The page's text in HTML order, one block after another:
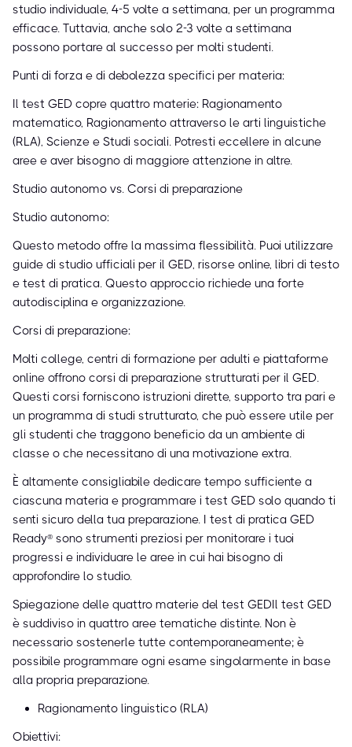
studio individuale, 4-5 volte a settimana, per un programma
efficace. Tuttavia, anche solo 2-3 volte a settimana
possono portare al successo per molti studenti.
Punti di forza e di debolezza specifici per materia:
Il test GED copre quattro materie: Ragionamento
matematico, Ragionamento attraverso le arti linguistiche
(RLA), Scienze e Studi sociali. Potresti eccellere in alcune
aree e aver bisogno di maggiore attenzione in altre.
Studio autonomo vs. Corsi di preparazione
Studio autonomo:
Questo metodo offre la massima flessibilità. Puoi utilizzare
guide di studio ufficiali per il GED, risorse online, libri di testo
e test di pratica. Questo approccio richiede una forte
autodisciplina e organizzazione.
Corsi di preparazione:
Molti college, centri di formazione per adulti e piattaforme
online offrono corsi di preparazione strutturati per il GED.
Questi corsi forniscono istruzioni dirette, supporto tra pari e
un programma di studi strutturato, che può essere utile per
gli studenti che traggono beneficio da un ambiente di
classe o che necessitano di una motivazione extra.
È altamente consigliabile dedicare tempo sufficiente a
ciascuna materia e programmare i test GED solo quando ti
senti sicuro della tua preparazione. I test di pratica GED
Ready® sono strumenti preziosi per monitorare i tuoi
progressi e individuare le aree in cui hai bisogno di
approfondire lo studio.
Spiegazione delle quattro materie del test GEDIl test GED
è suddiviso in quattro aree tematiche distinte. Non è
necessario sostenerle tutte contemporaneamente; è
possibile programmare ogni esame singolarmente in base
alla propria preparazione.
Ragionamento linguistico (RLA)
Obiettivi: